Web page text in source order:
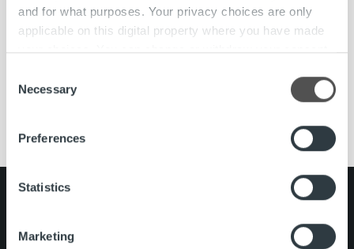
and for what purposes. Your privacy choices are only
applicable on this digital property where you have made
your choices. You can change or withdraw your consent
the Privacy trigger icon.
Find out more about how your personal data is processed
and set your preferences in the
We use cookies to personalise content and ads, to
provide social media features and to analyse our traffic.
our social media, advertising and analytics partners who
Selection
Necessary
Preferences
Statistics
Marketing
siirtyy Ropolle reaaliajassa.
Laskuarkistosta voit hakea maksettuja laskujasi
viimeisen 24 kuukauden ajalta.
Kirjaudu henkilöasiakkaana »
Pikalinkit